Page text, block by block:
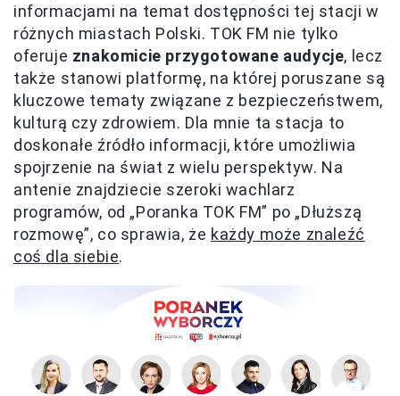
informacjami na temat dostępności tej stacji w
różnych miastach Polski. TOK FM nie tylko
oferuje znakomicie przygotowane audycje, lecz
także stanowi platformę, na której poruszane są
kluczowe tematy związane z bezpieczeństwem,
kulturą czy zdrowiem. Dla mnie ta stacja to
doskonałe źródło informacji, które umożliwia
spojrzenie na świat z wielu perspektyw. Na
antenie znajdziecie szeroki wachlarz
programów, od „Poranka TOK FM” po „Dłuższą
rozmowę”, co sprawia, że każdy może znaleźć
coś dla siebie.